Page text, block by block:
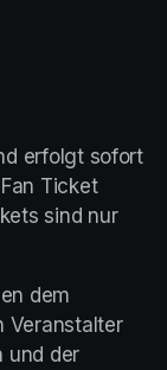
erfolgt sofort
Ticket
sind nur
dem
Veranstalter
und der